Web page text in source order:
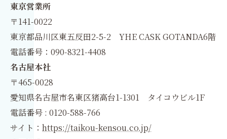
東京営業所
〒141-0022
東京都品川区東五反田2-5-2 YHE CASK GOTANDA6階
電話番号：090-8321-4408
名古屋本社
〒465-0028
愛知県名古屋市名東区猪高台1-1301 タイコウビル1F
電話番号 : 0120-588-766
サイト： https://taikou-kensou.co.jp/